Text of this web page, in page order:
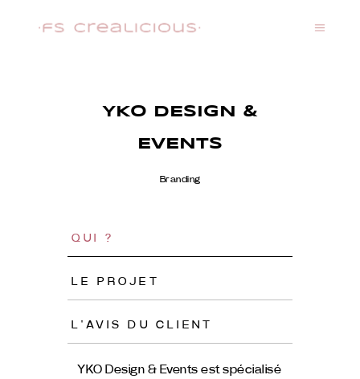
YKO DESIGN &
EVENTS
Branding
QUI ?
LE PROJET
L'AVIS DU CLIENT
YKO Design & Events est spécialisé